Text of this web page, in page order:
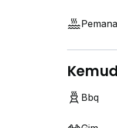
Bbq